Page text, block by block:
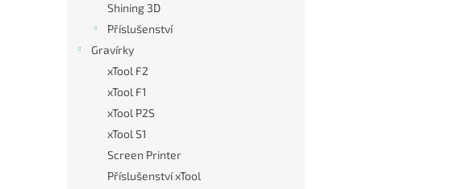
Shining 3D
Příslušenství
Gravírky
xTool F2
xTool F1
xTool P2S
xTool S1
Screen Printer
Příslušenství xTool